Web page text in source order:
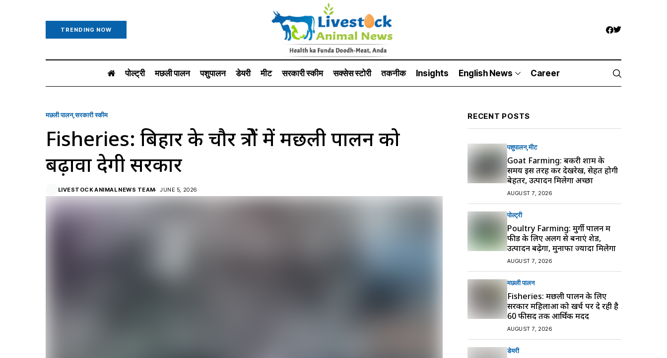
TRENDING NOW
पोल्ट्री मछली पालन पशुपालन डेयरी मीट सरकारी स्की‍म सक्सेस स्टो‍री तकनीक Insights English News Career
मछली पालन सरकारी स्की‍म
Fisheries: बिहार के चौर क्षेत्रों में मछली पालन को
बढ़ावा देगी सरकार
LIVESTOCK ANIMAL NEWS TEAM JUNE 5, 2026
RECENT POSTS
पशुपालन मीट
Goat Farming: बकरी शाम के
समय इस तरह करें देखरेख, सेहत होगी
बेहतर, उत्पादन मिलेगा अच्छा
AUGUST 7, 2026
पोल्ट्री
Poultry Farming: मुर्गी पालन में
फीड के लिए अलग से बनाएं शेड,
उत्पादन बढ़ेगा, मुनाफा ज्यादा मिलेगा
AUGUST 7, 2026
मछली पालन
Fisheries: मछली पालन के लिए
सरकार महिलाओं को खर्च पर दे रही है
60 फीसद तक आर्थिक मदद
AUGUST 7, 2026
डेयरी